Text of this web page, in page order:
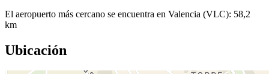
El aeropuerto más cercano se encuentra en Valencia (VLC): 58,2
km
Ubicación